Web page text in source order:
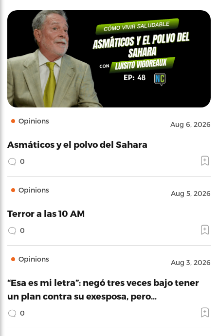
Opinions Aug 6, 2026
Asmáticos y el polvo del Sahara
0
Opinions Aug 5, 2026
Terror a las 10 AM
0
Opinions Aug 3, 2026
“Esa es mi letra”: negó tres veces bajo tener
un plan contra su exesposa, pero…
0